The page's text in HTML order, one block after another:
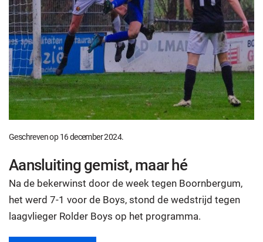
Geschreven op16 december 2024.
Aansluiting gemist, maar hé
Na de bekerwinst door de week tegen Boornbergum,
het werd 7-1 voor de Boys, stond de wedstrijd tegen
laagvlieger Rolder Boys op het programma.